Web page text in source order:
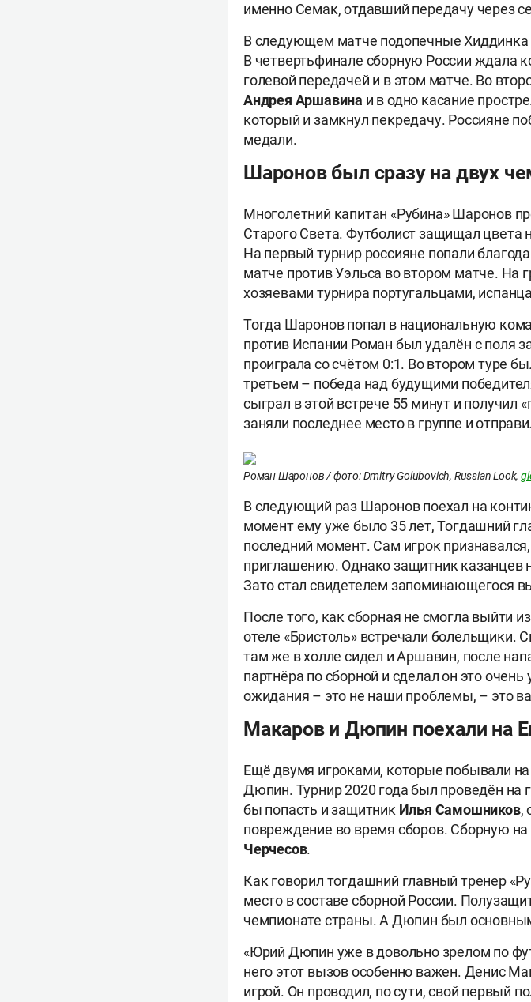
именно Семак, отдавший передачу через
В следующем матче подопечные
В четвертьфинале сборную России ждала
голевой передачей и в этом матче. Во
Андрея Аршавина и в одно касание
который и замкнул пекредачу. Россияне
медали.
Шаронов был сразу на двух
Многолетний капитан «Рубина» Шаронов
Старого Света. Футболист защищал цвета
На первый турнир россияне попали
матче против Уэльса во втором матче. На
хозяевами турнира португальцами,
Тогда Шаронов попал в национальную
против Испании Роман был удалён с поля
проиграла со счётом 0:1. Во втором туре
третьем – победа над будущими
сыграл в этой встрече 55 минут и получил
заняли последнее место в группе и
Роман Шаронов / фото: Dmitry Golubovich, Russian Look,
В следующий раз Шаронов поехал на
момент ему уже было 35 лет, Тогдашний
последний момент. Сам игрок
приглашению. Однако защитник казанцев
Зато стал свидетелем запоминающегося
После того, как сборная не смогла выйти
отеле «Бристоль» встречали болельщики.
там же в холле сидел и Аршавин, после
партнёра по сборной и сделал он это
ожидания – это не наши проблемы, – это
Макаров и Дюпин поехали на
Ещё двумя игроками, которые побывали
Дюпин. Турнир 2020 года был проведён на
бы попасть и защитник Илья Самошников,
повреждение во время сборов. Сборную на
Черчесов.
Как говорил тогдашний главный тренер
место в составе сборной России.
чемпионате страны. А Дюпин был
«Юрий Дюпин уже в довольно зрелом по
него этот вызов особенно важен. Денис
игрой. Он проводил, по сути, свой первый